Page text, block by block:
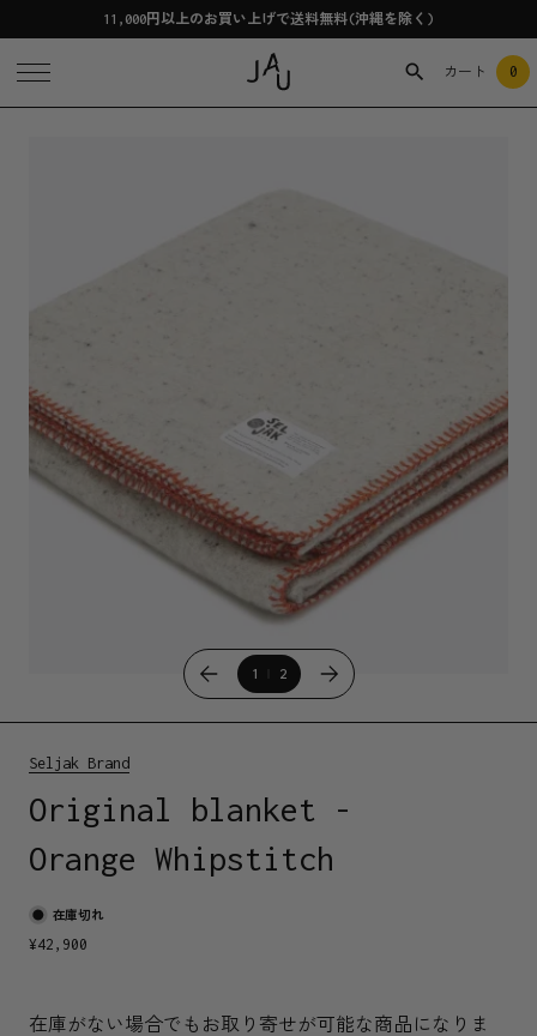
11,000円以上のお買い上げで送料無料(沖縄を除く)
カート 0
1 2
Seljak Brand
Original blanket -
Orange Whipstitch
在庫切れ
¥42,900
在庫がない場合でもお取り寄せが可能な商品になりま